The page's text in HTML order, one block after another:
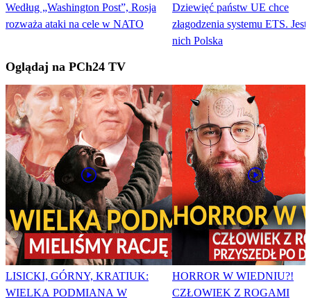
Według „Washington Post”, Rosja
rozważa ataki na cele w NATO
Dziewięć państw UE chce
złagodzenia systemu ETS. Jest
nich Polska
Oglądaj na PCh24 TV
LISICKI, GÓRNY, KRATIUK:
WIELKA PODMIANA W
HORROR W WIEDNIU?!
CZŁOWIEK Z ROGAMI